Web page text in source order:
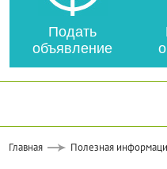
Подать
объявление
Главная Полезная